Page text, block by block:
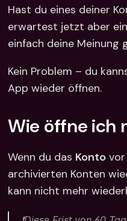
Hast du eines deiner
erwartest jetzt aber
einfach deine
Kein Problem – du
App wieder öffnen.
Wie öffne ich
Wenn du das Konto
archivierten Konten
kann nicht mehr